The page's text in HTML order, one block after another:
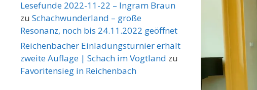
Lesefunde 2022-11-22 – Ingram Braun
zu Schachwunderland – große
Resonanz, noch bis 24.11.2022 geöffnet
Reichenbacher Einladungsturnier erhält
zweite Auflage | Schach im Vogtland zu
Favoritensieg in Reichenbach